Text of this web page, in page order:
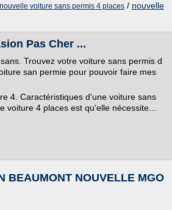
nouvelle voiture sans permis 4 places / nouvelle
Pas Cher ...
Trouvez votre voiture sans permis d
san permie pour pouvoir faire mes
4. Caractéristiques d'une voiture sans
4 places est qu'elle nécessite...
BEAUMONT NOUVELLE MGO